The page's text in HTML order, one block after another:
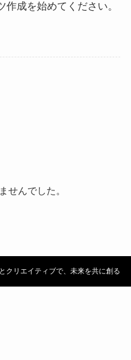
成を始めてください。
せんでした。
クリエイティブで、未来を共に創る